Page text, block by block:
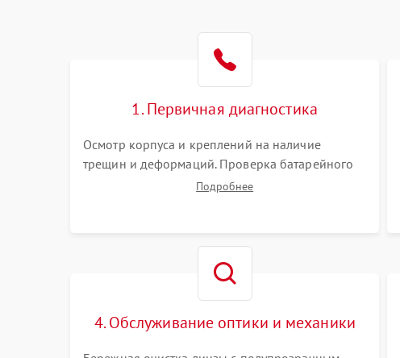
1. Первичная диагностика
Осмотр корпуса и креплений на наличие
трещин и деформаций. Проверка батарейного
отсека, контактов и работы излучателя. Оценка
Подробнее
4. Обслуживание оптики и механики